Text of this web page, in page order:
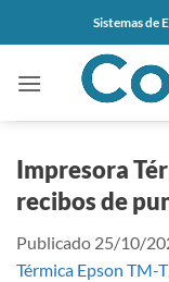
al
Sistemas de
Impresora
recibos de
Publicado 25/10/
Térmica Epson TM-